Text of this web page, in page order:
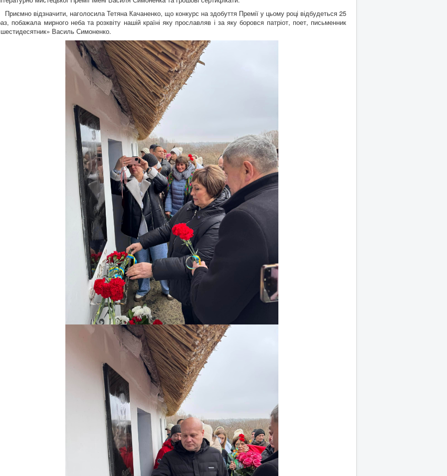
відзначити, наголосила Тетяна Качаненко, що конкурс на здобуття Премії у цьому році відбудеться 25
побажала мирного неба та розквіту нашій країні яку прославляв і за яку боровся патріот, поет, письменник
Василь Симоненко.